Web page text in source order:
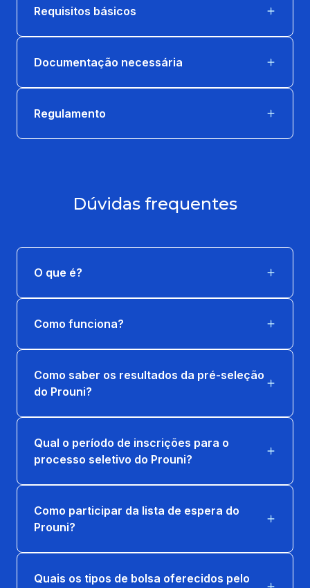
Requisitos básicos
Documentação necessária
Regulamento
Dúvidas frequentes
O que é?
Como funciona?
Como saber os resultados da pré-seleção
do Prouni?
Qual o período de inscrições para o
processo seletivo do Prouni?
Como participar da lista de espera do
Prouni?
Quais os tipos de bolsa oferecidos pelo